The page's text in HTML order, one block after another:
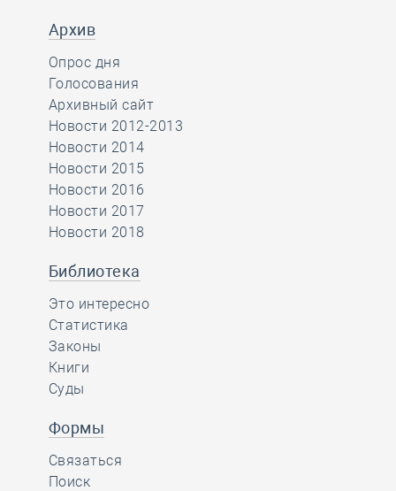
Архив
Опрос дня
Голосования
Архивный сайт
Новости 2012-2013
Новости 2014
Новости 2015
Новости 2016
Новости 2017
Новости 2018
Библиотека
Это интересно
Статистика
Законы
Книги
Суды
Формы
Связаться
Поиск